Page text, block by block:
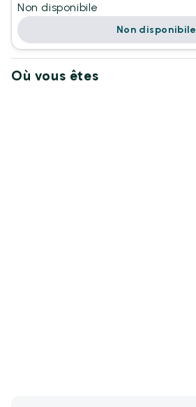
Non disponibile
Non disponibile
Où vous êtes